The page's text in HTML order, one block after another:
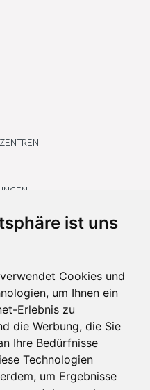
ist uns
Cookies und
um Ihnen ein
Erlebnis zu
die Werbung, die Sie
Ihre Bedürfnisse
Technologien
um Ergebnisse